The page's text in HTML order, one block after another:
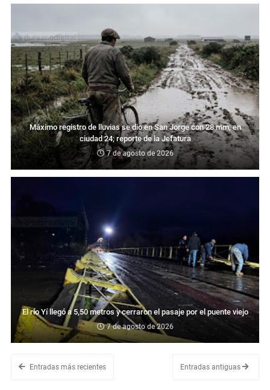
Máximo registro de lluvias se dio en San Jorge con 28 mm, en
ciudad 24; reporte de la Jefatura
7 de agosto de 2026
El río Yí llegó a 5,50 metros y cerraron el pasaje por el puente viejo
7 de agosto de 2026
Entradas más recientes Entradas antiguas